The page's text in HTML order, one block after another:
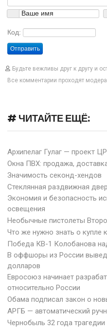
Код:
Отправить
Будьте вежливы друг к другу и
Все комментарии проходят
# ЧИТАЙТЕ ЕЩЁ:
Архипелаг Гулаг — проект
Окна ПВХ: продажа,
Значимость секонд-хендов
Стеклянная раздвижная
Экономия и безопасность
освещения
Необычные пистолеты
Что же нужно знать о купле
Победа КВ-1 Колобанова
В оффшоры из России
долларов
Евросоюз начинает
относительно России
Обама подписал закон о
АРГБ — автоматический
Чернобыль 32 года трагедии